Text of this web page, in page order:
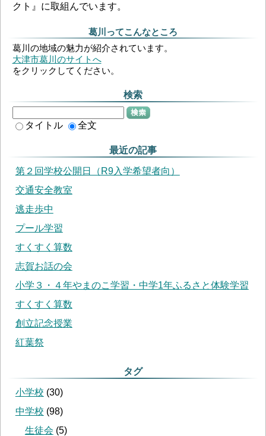
クト』に取組んでいます。
葛川ってこんなところ
葛川の地域の魅力が紹介されています。
大津市葛川のサイトへ
をクリックしてください。
検索
検索
タイトル 全文
最近の記事
第２回学校公開日（R9入学希望者向）
交通安全教室
逃走歩中
プール学習
すくすく算数
志賀お話の会
小学３・４年やまのこ学習・中学1年ふるさと体験学習
すくすく算数
創立記念授業
紅葉祭
タグ
小学校 (30)
中学校 (98)
生徒会 (5)